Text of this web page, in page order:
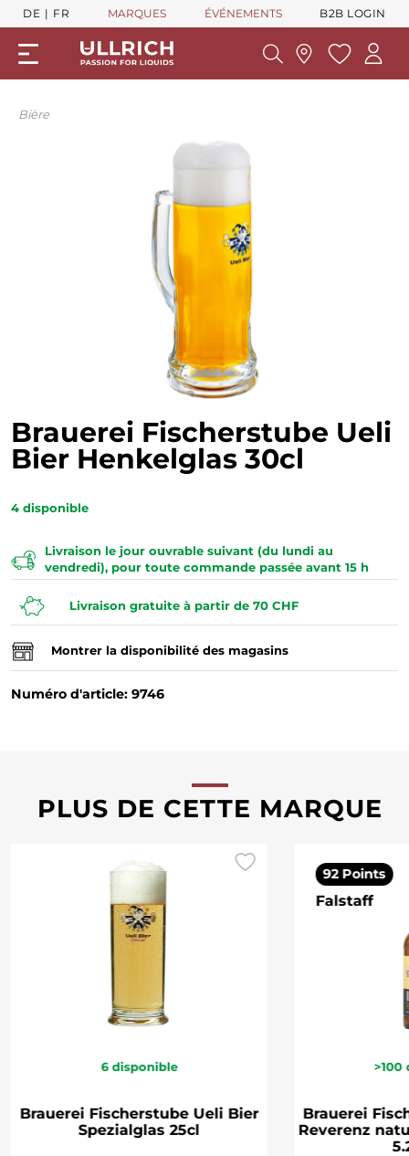
DE FR MARQUES ÉVÉNEMENTS B2B LOGIN
Bière
Brauerei Fischerstube Ueli
Bier Henkelglas 30cl
4 disponible
Livraison le jour ouvrable suivant (du lundi au
vendredi), pour toute commande passée avant 15 h
Livraison gratuite à partir de 70 CHF
Montrer la disponibilité des magasins
Numéro d'article: 9746
PLUS DE CETTE MARQUE
6 disponible
Brauerei Fischerstube Ueli Bier
Spezialglas 25cl
92 Points
Falstaff
>100
Brauerei
Reverenz